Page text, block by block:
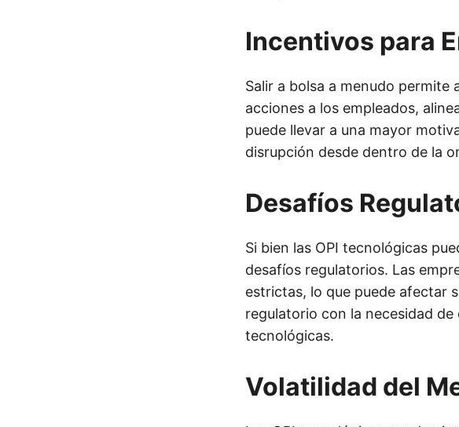
Incentivos para
Salir a bolsa a menudo
acciones a los empleados,
puede llevar a una mayor
disrupción desde dentro de la
Desafíos
Si bien las OPI tecnológicas
desafíos regulatorios. Las
estrictas, lo que puede afectar
regulatorio con la necesidad
tecnológicas.
Volatilidad del